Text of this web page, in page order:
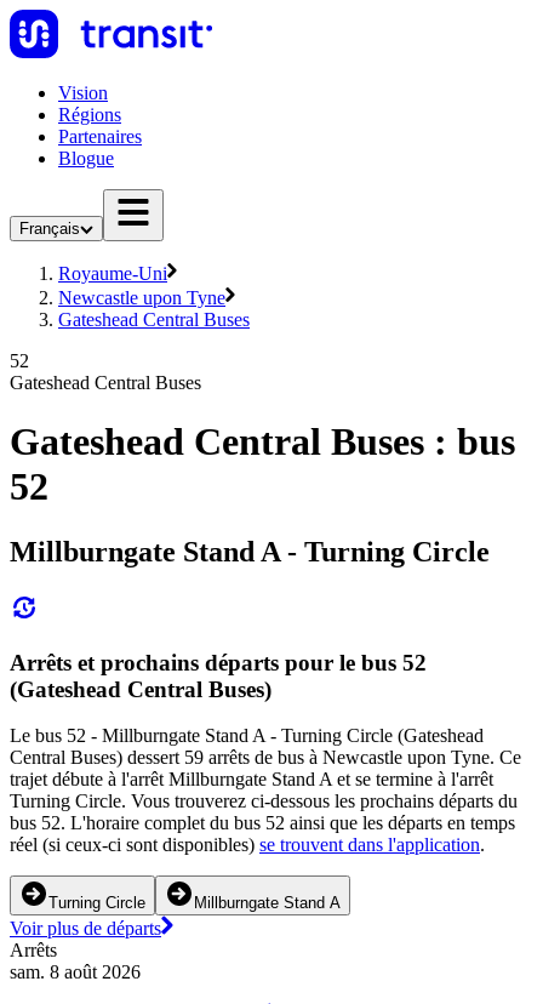
Vision
Régions
Partenaires
Blogue
Français
Royaume-Uni
Newcastle upon Tyne
Gateshead Central Buses
52
Gateshead Central Buses
Gateshead Central Buses : bus
52
Millburngate Stand A - Turning Circle
Arrêts et prochains départs pour le bus 52
(Gateshead Central Buses)
Le bus 52 - Millburngate Stand A - Turning Circle (Gateshead
Central Buses) dessert 59 arrêts de bus à Newcastle upon Tyne. Ce
trajet débute à l'arrêt Millburngate Stand A et se termine à l'arrêt
Turning Circle. Vous trouverez ci-dessous les prochains départs du
bus 52. L'horaire complet du bus 52 ainsi que les départs en temps
réel (si ceux-ci sont disponibles) se trouvent dans l'application.
Turning Circle Millburngate Stand A
Voir plus de départs
Arrêts
sam. 8 août 2026